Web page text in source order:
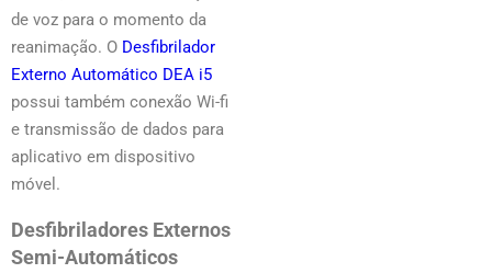
de voz para o momento da
reanimação. O Desfibrilador
Externo Automático DEA i5
possui também conexão Wi-fi
e transmissão de dados para
aplicativo em dispositivo
móvel.
Desfibriladores Externos
Semi-Automáticos